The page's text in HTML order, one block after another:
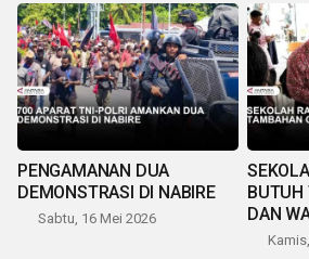
PENGAMANAN DUA
DEMONSTRASI DI NABIRE
Sabtu, 16 Mei 2026
BUTUH
DAN